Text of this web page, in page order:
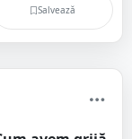
Salvează